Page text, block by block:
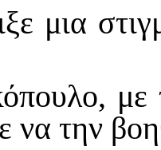
μια
με
να την